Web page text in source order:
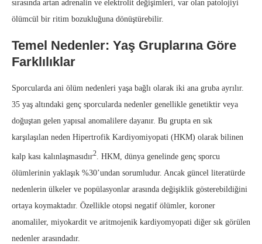
sırasında artan adrenalin ve elektrolit değişimleri, var olan patolojiyi
ölümcül bir ritim bozukluğuna dönüştürebilir.
Temel Nedenler: Yaş Gruplarına Göre
Farklılıklar
Sporcularda ani ölüm nedenleri yaşa bağlı olarak iki ana gruba ayrılır.
35 yaş altındaki genç sporcularda nedenler genellikle genetiktir veya
doğuştan gelen yapısal anomalilere dayanır. Bu grupta en sık
karşılaşılan neden Hipertrofik Kardiyomiyopati (HKM) olarak bilinen
kalp kası kalınlaşmasıdır2 . HKM, dünya genelinde genç sporcu
ölümlerinin yaklaşık %30’undan sorumludur. Ancak güncel literatürde
nedenlerin ülkeler ve popülasyonlar arasında değişiklik gösterebildiğini
ortaya koymaktadır. Özellikle otopsi negatif ölümler, koroner
anomaliler, miyokardit ve aritmojenik kardiyomyopati diğer sık görülen
nedenler arasındadır.